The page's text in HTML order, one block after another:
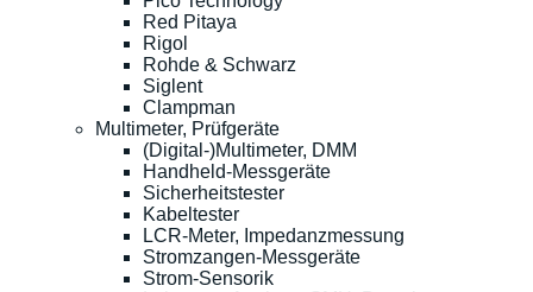
Red Pitaya
Rigol
Rohde & Schwarz
Siglent
Clampman
Multimeter, Prüfgeräte
(Digital-)Multimeter, DMM
Handheld-Messgeräte
Sicherheitstester
Kabeltester
LCR-Meter, Impedanzmessung
Stromzangen-Messgeräte
Strom-Sensorik